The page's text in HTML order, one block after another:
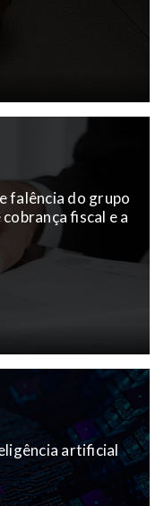
falência do grupo
fiscal e a
artificial